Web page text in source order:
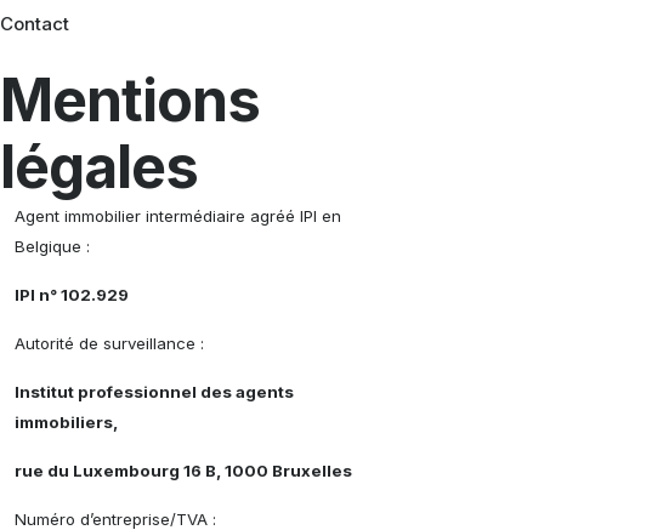
Contact
Mentions
légales
Agent immobilier intermédiaire agréé IPI en
Belgique :
IPI n° 102.929
Autorité de surveillance :
Institut professionnel des agents
immobiliers,
rue du Luxembourg 16 B, 1000 Bruxelles
Numéro d’entreprise/TVA :